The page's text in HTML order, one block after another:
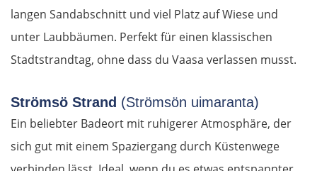
langen Sandabschnitt und viel Platz auf Wiese und
unter Laubbäumen. Perfekt für einen klassischen
Stadtstrandtag, ohne dass du Vaasa verlassen musst.
Strömsö Strand (Strömsön uimaranta)
Ein beliebter Badeort mit ruhigerer Atmosphäre, der
sich gut mit einem Spaziergang durch Küstenwege
Castelló de la Plana
Alicante